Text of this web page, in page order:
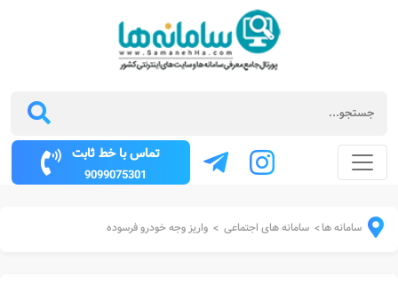
تماس با خط ثابت
9099075301
سامانه ها> سامانه های اجتماعی > واریز وجه خودرو فرسوده